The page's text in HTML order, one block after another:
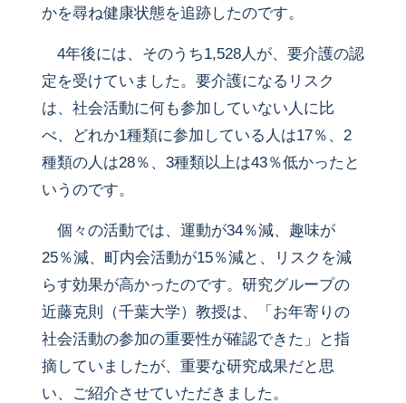
かを尋ね健康状態を追跡したのです。
4年後には、そのうち1,528人が、要介護の認
定を受けていました。要介護になるリスク
は、社会活動に何も参加していない人に比
べ、どれか1種類に参加している人は17％、2
種類の人は28％、3種類以上は43％低かったと
いうのです。
個々の活動では、運動が34％減、趣味が
25％減、町内会活動が15％減と、リスクを減
らす効果が高かったのです。研究グループの
近藤克則（千葉大学）教授は、「お年寄りの
社会活動の参加の重要性が確認できた」と指
摘していましたが、重要な研究成果だと思
い、ご紹介させていただきました。